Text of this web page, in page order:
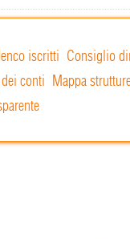
iscritti Consiglio
conti Mappa